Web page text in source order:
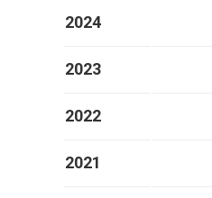
2024
2023
2022
2021